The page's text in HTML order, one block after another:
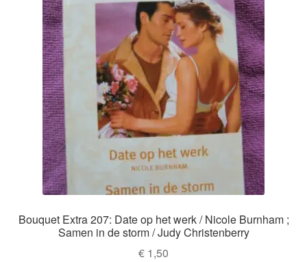
Bouquet Extra 207: Date op het werk / Nicole Burnham ;
Samen in de storm / Judy Christenberry
€ 1,50